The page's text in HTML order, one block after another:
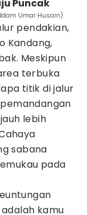
Puncak
Umar Husain)
pendakian,
Kandang,
Meskipun
terbuka
titik di jalur
lebih
sabana
pada
kamu